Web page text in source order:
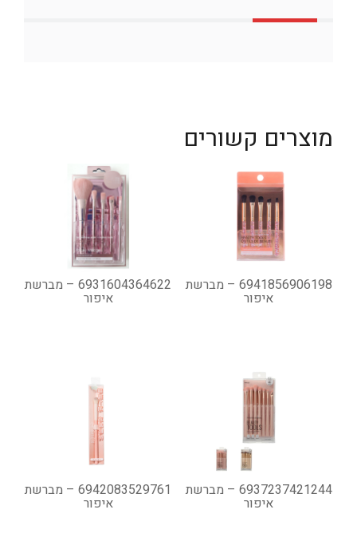
מוצרים קשורים
6941856906198 – מברשת
איפור
6931604364622 – מברשת
איפור
6937237421244 – מברשת
איפור
6942083529761 – מברשת
איפור